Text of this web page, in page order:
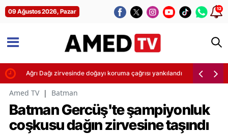
09 Ağustos 2026, Pazar 12
Ağrı Dağı zirvesinde doğayı koruma çağrısı yankılandı
Amed TV | Batman
Batman Gercüş'te şampiyonluk
coşkusu dağın zirvesine taşındı